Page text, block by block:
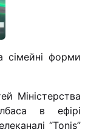
з міні-
в руки
сім’ю
сімейні форми
Міністерства
в ефірі
“Tonis”